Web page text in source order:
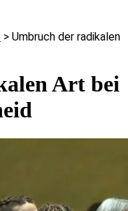
> Umbruch der radikalen
Art bei